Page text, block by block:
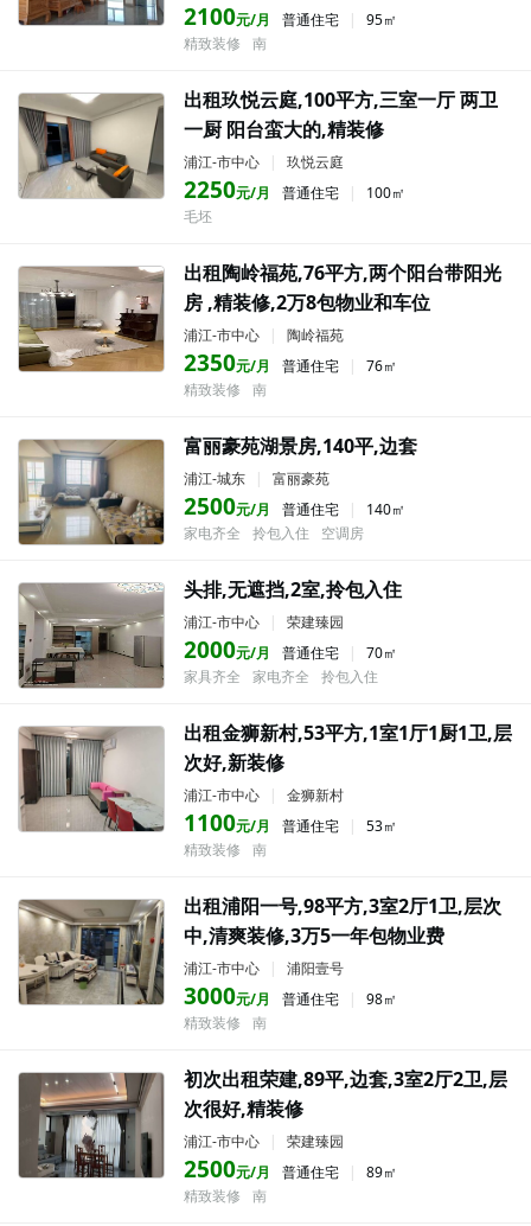
2100元/月 普通住宅 |
95㎡
精致装修
南
出租玖悦云庭,100平方,三室一厅 两卫
一厨 阳台蛮大的,精装修
浦江-市中心 | 玖悦云庭
2250元/月 普通住宅 |
100㎡
毛坯
出租陶岭福苑,76平方,两个阳台带阳光
房 ,精装修,2万8包物业和车位
浦江-市中心 | 陶岭福苑
2350元/月 普通住宅 |
76㎡
精致装修
南
富丽豪苑湖景房,140平,边套
浦江-城东 | 富丽豪苑
2500元/月 普通住宅 |
140㎡
家电齐全
拎包入住 空调房
头排,无遮挡,2室,拎包入住
浦江-市中心 | 荣建臻园
2000元/月 普通住宅 |
70㎡
家具齐全
家电齐全 拎包入住
出租金狮新村,53平方,1室1厅1厨1卫,层
次好,新装修
浦江-市中心 | 金狮新村
1100元/月 普通住宅 |
53㎡
精致装修
南
出租浦阳一号,98平方,3室2厅1卫,层次
中,清爽装修,3万5一年包物业费
浦江-市中心 | 浦阳壹号
3000元/月 普通住宅 |
98㎡
精致装修
南
初次出租荣建,89平,边套,3室2厅2卫,层
次很好,精装修
浦江-市中心 | 荣建臻园
2500元/月 普通住宅 |
89㎡
精致装修
南